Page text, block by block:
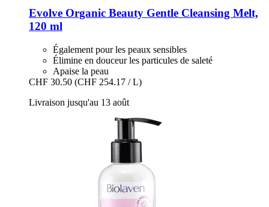
Evolve Organic Beauty Gentle Cleansing Melt,
120 ml
Également pour les peaux sensibles
Élimine en douceur les particules de saleté
Apaise la peau
CHF 30.50 (CHF 254.17 / L)
Livraison jusqu'au 13 août